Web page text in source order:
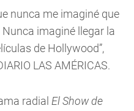
nunca me imaginé que
imaginé llegar la
de Hollywood”,
LAS AMÉRICAS.
radial El Show de